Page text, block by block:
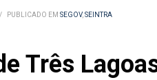
/ PUBLICADO EM SEGOV,SEINTRA
Três